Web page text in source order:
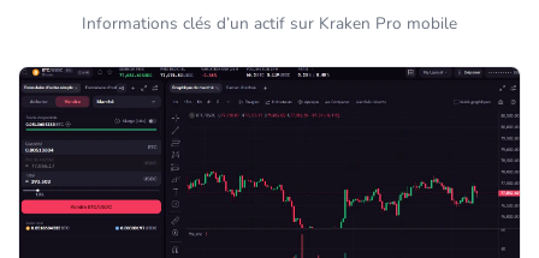
Informations clés d’un actif sur Kraken Pro mobile